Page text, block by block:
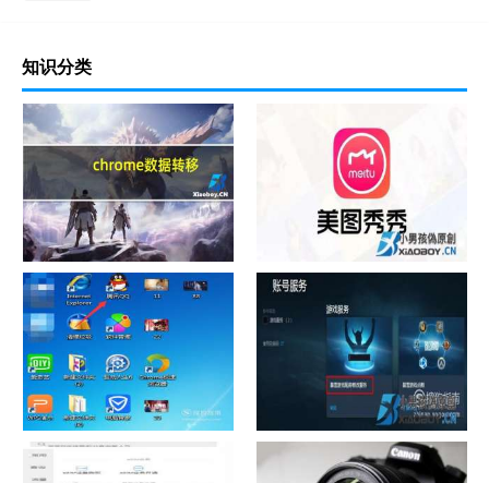
知识分类
chrome数据转移 怎样给照片换背景
如何看认识QQ好友具体多少天
了
战网怎么修改昵称？